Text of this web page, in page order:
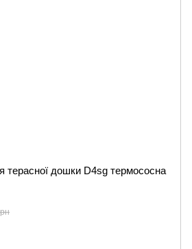
терасної дошки D4sg термососна